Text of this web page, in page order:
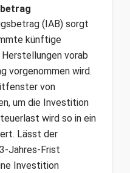
(IAB) sorgt
künftige
vorab
vorgenommen wird.
von
um die Investi­tion
wird so in ein
Lässt der
Jahres-Frist
Investition